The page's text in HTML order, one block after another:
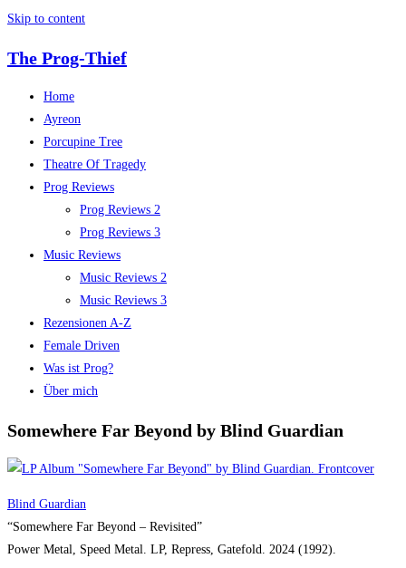
Skip to content
The Prog-Thief
Home
Ayreon
Porcupine Tree
Theatre Of Tragedy
Prog Reviews
Prog Reviews 2
Prog Reviews 3
Music Reviews
Music Reviews 2
Music Reviews 3
Rezensionen A-Z
Female Driven
Was ist Prog?
Über mich
Somewhere Far Beyond by Blind Guardian
Blind Guardian
“Somewhere Far Beyond – Revisited”
Power Metal, Speed Metal. LP, Repress, Gatefold. 2024 (1992).